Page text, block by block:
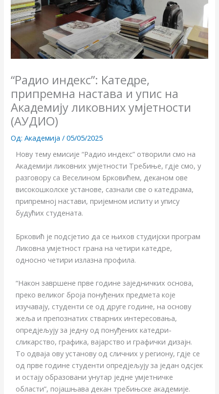
“Радио индекс”: Kатедре,
припремна настава и упис на
Академију ликовних умјетности
(АУДИО)
Од: Академија/05/05/2025
Нову тему емисије “Радио индекс” отворили смо на
Академији ликовних умјетности Требиње, гдје смо, у
разговору са Веселином Брковићем, деканом ове
високошколске установе, сазнали све о катедрама,
припремној настави, пријемном испиту и упису
будућих студената.
Брковић је подсјетио да се њихов студијски програм
Ликовна умјетност грана на четири катедре,
односно четири излазна профила.
“Након завршене прве године заједничких основа,
преко великог броја понуђених предмета које
изучавају, студенти се од друге године, на основу
жеља и препознатих стварних интересовања,
опредјељују за једну од понуђених катедри-
сликарство, графика, вајарство и графички дизајн.
То одваја ову установу од сличних у региону, гдје се
од прве године студенти опредјељују за један одсјек
и остају образовани унутар једне умјетничке
области”, појашњава декан требињске академије.